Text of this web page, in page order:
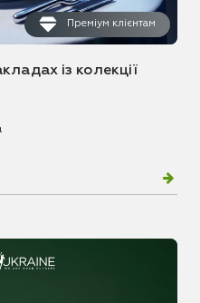
Преміум клієнтам
із колекції